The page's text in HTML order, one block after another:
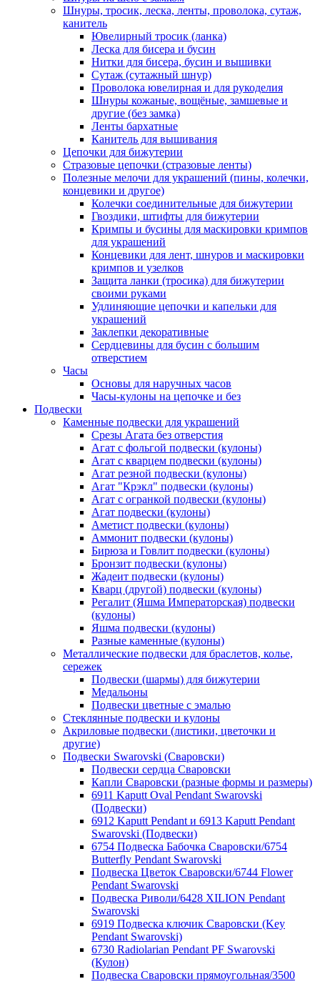
Шнуры, тросик, леска, ленты, проволока, сутаж,
канитель
Ювелирный тросик (ланка)
Леска для бисера и бусин
Нитки для бисера, бусин и вышивки
Сутаж (сутажный шнур)
Проволока ювелирная и для рукоделия
Шнуры кожаные, вощёные, замшевые и
другие (без замка)
Ленты бархатные
Канитель для вышивания
Цепочки для бижутерии
Стразовые цепочки (стразовые ленты)
Полезные мелочи для украшений (пины, колечки,
концевики и другое)
Колечки соединительные для бижутерии
Гвоздики, штифты для бижутерии
Кримпы и бусины для маскировки кримпов
для украшений
Концевики для лент, шнуров и маскировки
кримпов и узелков
Защита ланки (тросика) для бижутерии
своими руками
Удлиняющие цепочки и капельки для
украшений
Заклепки декоративные
Сердцевины для бусин с большим
отверстием
Часы
Основы для наручных часов
Часы-кулоны на цепочке и без
Подвески
Каменные подвески для украшений
Срезы Агата без отверстия
Агат с фольгой подвески (кулоны)
Агат с кварцем подвески (кулоны)
Агат резной подвески (кулоны)
Агат "Крэкл" подвески (кулоны)
Агат с огранкой подвески (кулоны)
Агат подвески (кулоны)
Аметист подвески (кулоны)
Аммонит подвески (кулоны)
Бирюза и Говлит подвески (кулоны)
Бронзит подвески (кулоны)
Жадеит подвески (кулоны)
Кварц (другой) подвески (кулоны)
Регалит (Яшма Императорская) подвески
(кулоны)
Яшма подвески (кулоны)
Разные каменные (кулоны)
Металлические подвески для браслетов, колье,
сережек
Подвески (шармы) для бижутерии
Медальоны
Подвески цветные с эмалью
Стеклянные подвески и кулоны
Акриловые подвески (листики, цветочки и
другие)
Подвески Swarovski (Сваровски)
Подвески сердца Сваровски
Капли Сваровски (разные формы и размеры)
6911 Kaputt Oval Pendant Swarovski
(Подвески)
6912 Kaputt Pendant и 6913 Kaputt Pendant
Swarovski (Подвески)
6754 Подвеска Бабочка Сваровски/6754
Butterfly Pendant Swarovski
Подвеска Цветок Сваровски/6744 Flower
Pendant Swarovski
Подвеска Риволи/6428 XILION Pendant
Swarovski
6919 Подвеска ключик Сваровски (Key
Pendant Swarovski)
6730 Radiolarian Pendant PF Swarovski
(Кулон)
Подвеска Сваровски прямоугольная/3500